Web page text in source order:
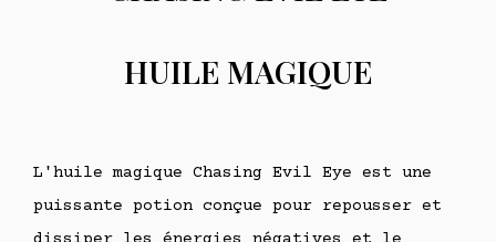
HUILE MAGIQUE
L'huile magique Chasing Evil Eye est une
puissante potion conçue pour repousser et